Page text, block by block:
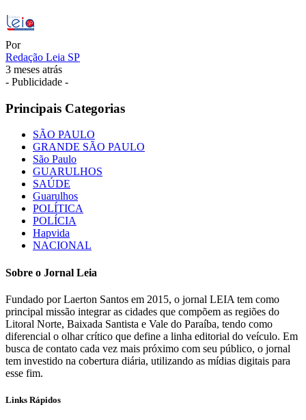
Por
Redação Leia SP
3 meses atrás
- Publicidade -
Principais Categorias
SÃO PAULO
GRANDE SÃO PAULO
São Paulo
GUARULHOS
SAÚDE
Guarulhos
POLÍTICA
POLÍCIA
Hapvida
NACIONAL
Sobre o Jornal Leia
Fundado por Laerton Santos em 2015, o jornal LEIA tem como
principal missão integrar as cidades que compõem as regiões do
Litoral Norte, Baixada Santista e Vale do Paraíba, tendo como
diferencial o olhar crítico que define a linha editorial do veículo. Em
busca de contato cada vez mais próximo com seu público, o jornal
tem investido na cobertura diária, utilizando as mídias digitais para
esse fim.
Links Rápidos